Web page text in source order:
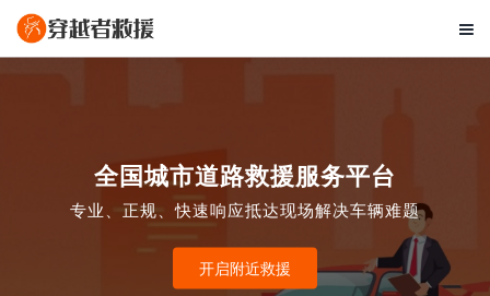

全国城市道路救援服务平台
专业、正规、快速响应抵达现场解决车辆难题
开启附近救援